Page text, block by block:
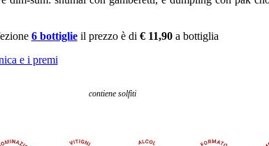
6 bottiglieil prezzo è di € 11,90a bottiglia
e i premi
contiene solfiti